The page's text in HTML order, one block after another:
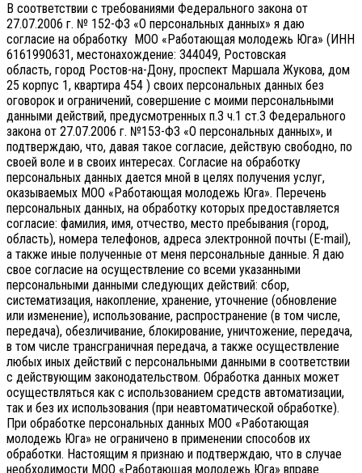
В соответствии с требованиями Федерального закона от
27.07.2006 г. № 152-ФЗ «О персональных данных» я даю
согласие на обработку МОО «Работающая молодежь Юга» (ИНН
6161990631, местонахождение: 344049, Ростовская
область, город Ростов-на-Дону, проспект Маршала Жукова, дом
25 корпус 1, квартира 454 ) своих персональных данных без
оговорок и ограничений, совершение с моими персональными
данными действий, предусмотренных п.3 ч.1 ст.3 Федерального
закона от 27.07.2006 г. №153-ФЗ «О персональных данных», и
подтверждаю, что, давая такое согласие, действую свободно, по
своей воле и в своих интересах. Согласие на обработку
персональных данных дается мной в целях получения услуг,
оказываемых МОО «Работающая молодежь Юга». Перечень
персональных данных, на обработку которых предоставляется
согласие: фамилия, имя, отчество, место пребывания (город,
область), номера телефонов, адреса электронной почты (E-mail),
а также иные полученные от меня персональные данные. Я даю
свое согласие на осуществление со всеми указанными
персональными данными следующих действий: сбор,
систематизация, накопление, хранение, уточнение (обновление
или изменение), использование, распространение (в том числе,
передача), обезличивание, блокирование, уничтожение, передача,
в том числе трансграничная передача, а также осуществление
любых иных действий с персональными данными в соответствии
с действующим законодательством. Обработка данных может
осуществляться как с использованием средств автоматизации,
так и без их использования (при неавтоматической обработке).
При обработке персональных данных МОО «Работающая
молодежь Юга» не ограничено в применении способов их
обработки. Настоящим я признаю и подтверждаю, что в случае
необходимости МОО «Работающая молодежь Юга» вправе